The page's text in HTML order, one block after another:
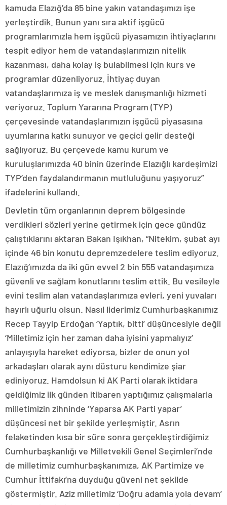
kamuda Elazığ’da 85 bine yakın vatandaşımızı işe
yerleştirdik. Bunun yanı sıra aktif işgücü
programlarımızla hem işgücü piyasamızın ihtiyaçlarını
tespit ediyor hem de vatandaşlarımızın nitelik
kazanması, daha kolay iş bulabilmesi için kurs ve
programlar düzenliyoruz. İhtiyaç duyan
vatandaşlarımıza iş ve meslek danışmanlığı hizmeti
veriyoruz. Toplum Yararına Program (TYP)
çerçevesinde vatandaşlarımızın işgücü piyasasına
uyumlarına katkı sunuyor ve geçici gelir desteği
sağlıyoruz. Bu çerçevede kamu kurum ve
kuruluşlarımızda 40 binin üzerinde Elazığlı kardeşimizi
TYP’den faydalandırmanın mutluluğunu yaşıyoruz”
ifadelerini kullandı.
Devletin tüm organlarının deprem bölgesinde
verdikleri sözleri yerine getirmek için gece gündüz
çalıştıklarını aktaran Bakan Işıkhan, “Nitekim, şubat ayı
içinde 46 bin konutu depremzedelere teslim ediyoruz.
Elazığ’ımızda da iki gün evvel 2 bin 555 vatandaşımıza
güvenli ve sağlam konutlarını teslim ettik. Bu vesileyle
evini teslim alan vatandaşlarımıza evleri, yeni yuvaları
hayırlı uğurlu olsun. Nasıl liderimiz Cumhurbaşkanımız
Recep Tayyip Erdoğan ‘Yaptık, bitti’ düşüncesiyle değil
‘Milletimiz için her zaman daha iyisini yapmalıyız’
anlayışıyla hareket ediyorsa, bizler de onun yol
arkadaşları olarak aynı düsturu kendimize şiar
ediniyoruz. Hamdolsun ki AK Parti olarak iktidara
geldiğimiz ilk günden itibaren yaptığımız çalışmalarla
milletimizin zihninde ‘Yaparsa AK Parti yapar’
düşüncesi net bir şekilde yerleşmiştir. Asrın
felaketinden kısa bir süre sonra gerçekleştirdiğimiz
Cumhurbaşkanlığı ve Milletvekili Genel Seçimleri’nde
de milletimiz cumhurbaşkanımıza, AK Partimize ve
Cumhur İttifakı’na duyduğu güveni net şekilde
göstermiştir. Aziz milletimiz ‘Doğru adamla yola devam’